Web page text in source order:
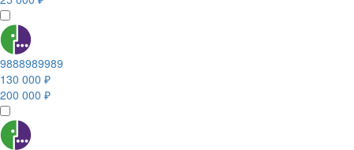
9888989989
130 000 ₽
200 000 ₽